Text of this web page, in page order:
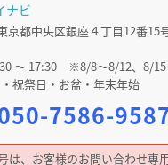
ナビ
京都中央区銀座４丁目12番15
～ 17:30 ※8/8～8/12、8/15
祝祭日・お盆・年末年始
7586-
は、お客様のお問い合わせ専